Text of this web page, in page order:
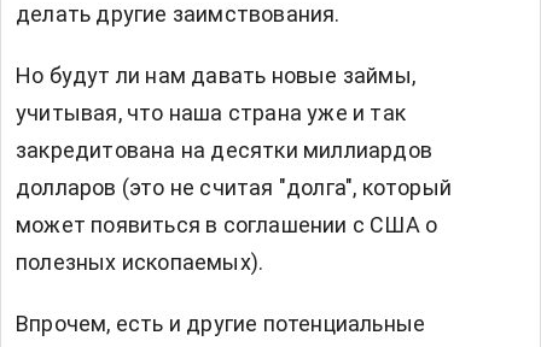
делать другие заимствования.
Но будут ли нам давать новые займы,
учитывая, что наша страна уже и так
закредитована на десятки миллиардов
долларов (это не считая "долга", который
может появиться в соглашении с США о
полезных ископаемых).
Впрочем, есть и другие потенциальные